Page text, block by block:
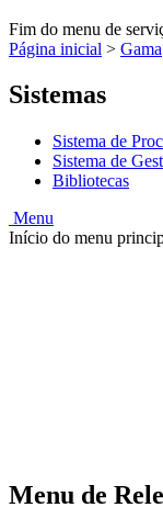
Fim do menu de
Página inicial > Gama
Sistemas
Sistema de
Sistema de
Bibliotecas
Menu
Início do menu
Menu de